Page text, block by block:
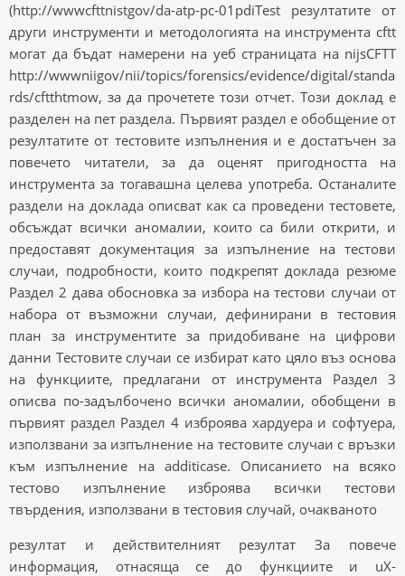
(http://wwwcfttnistgov/da-atp-pc-01pdiTest резултатите от
други инструменти и методологията на инструмента cftt
могат да бъдат намерени на уеб страницата на nijsCFTT
http://wwwniigov/nii/topics/forensics/evidence/digital/standa
rds/cftthtmow, за да прочетете този отчет. Този доклад е
разделен на пет раздела. Първият раздел е обобщение от
резултатите от тестовите изпълнения и е достатъчен за
повечето читатели, за да оценят пригодността на
инструмента за тогавашна целева употреба. Останалите
раздели на доклада описват как са проведени тестовете,
обсъждат всички аномалии, които са били открити, и
предоставят документация за изпълнение на тестови
случаи, подробности, които подкрепят доклада резюме
Раздел 2 дава обосновка за избора на тестови случаи от
набора от възможни случаи, дефинирани в тестовия
план за инструментите за придобиване на цифрови
данни Тестовите случаи се избират като цяло въз основа
на функциите, предлагани от инструмента Раздел 3
описва по-задълбочено всички аномалии, обобщени в
първият раздел Раздел 4 изброява хардуера и софтуера,
използвани за изпълнение на тестовите случаи с връзки
към изпълнение на additicase. Описанието на всяко
тестово изпълнение изброява всички тестови
твърдения, използвани в тестовия случай, очакваното
резултат и действителният резултат За повече
информация, отнасяща се до функциите и uX-